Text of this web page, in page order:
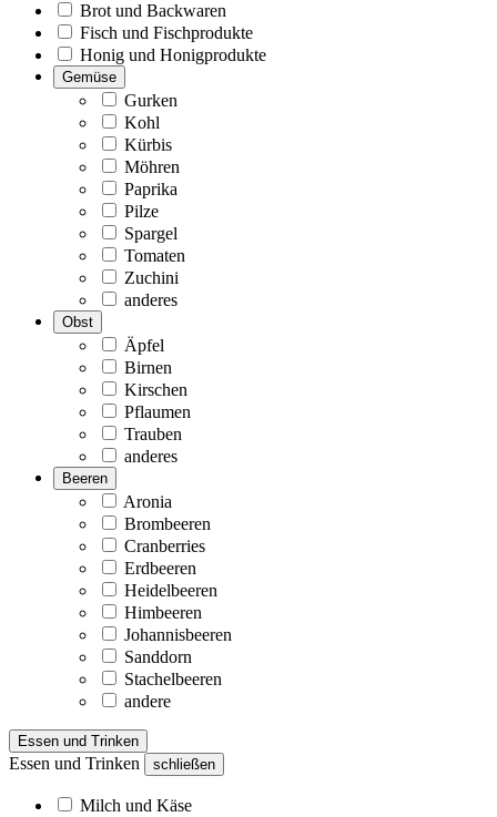
Brot und Backwaren
Fisch und Fischprodukte
Honig und Honigprodukte
Gemüse
Gurken
Kohl
Kürbis
Möhren
Paprika
Pilze
Spargel
Tomaten
Zuchini
anderes
Obst
Äpfel
Birnen
Kirschen
Pflaumen
Trauben
anderes
Beeren
Aronia
Brombeeren
Cranberries
Erdbeeren
Heidelbeeren
Himbeeren
Johannisbeeren
Sanddorn
Stachelbeeren
andere
Essen und Trinken
Essen und Trinken schließen
Milch und Käse